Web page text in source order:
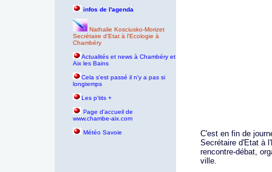
infos de l'agenda
Nathalie Kosciusko-Morizet
Secrétaire d'Etat à l'Ecologie à
Chambéry
Actualités et news à Chambéry et
Aix les Bains
Cela s'est passé il n'y a pas si
longtemps
Les p'tits +
Page d'accueil de
www.chambe-aix.com
Météo Savoie
C'est en fin de
Secrétaire d'Etat à
rencontre-débat,
ville.